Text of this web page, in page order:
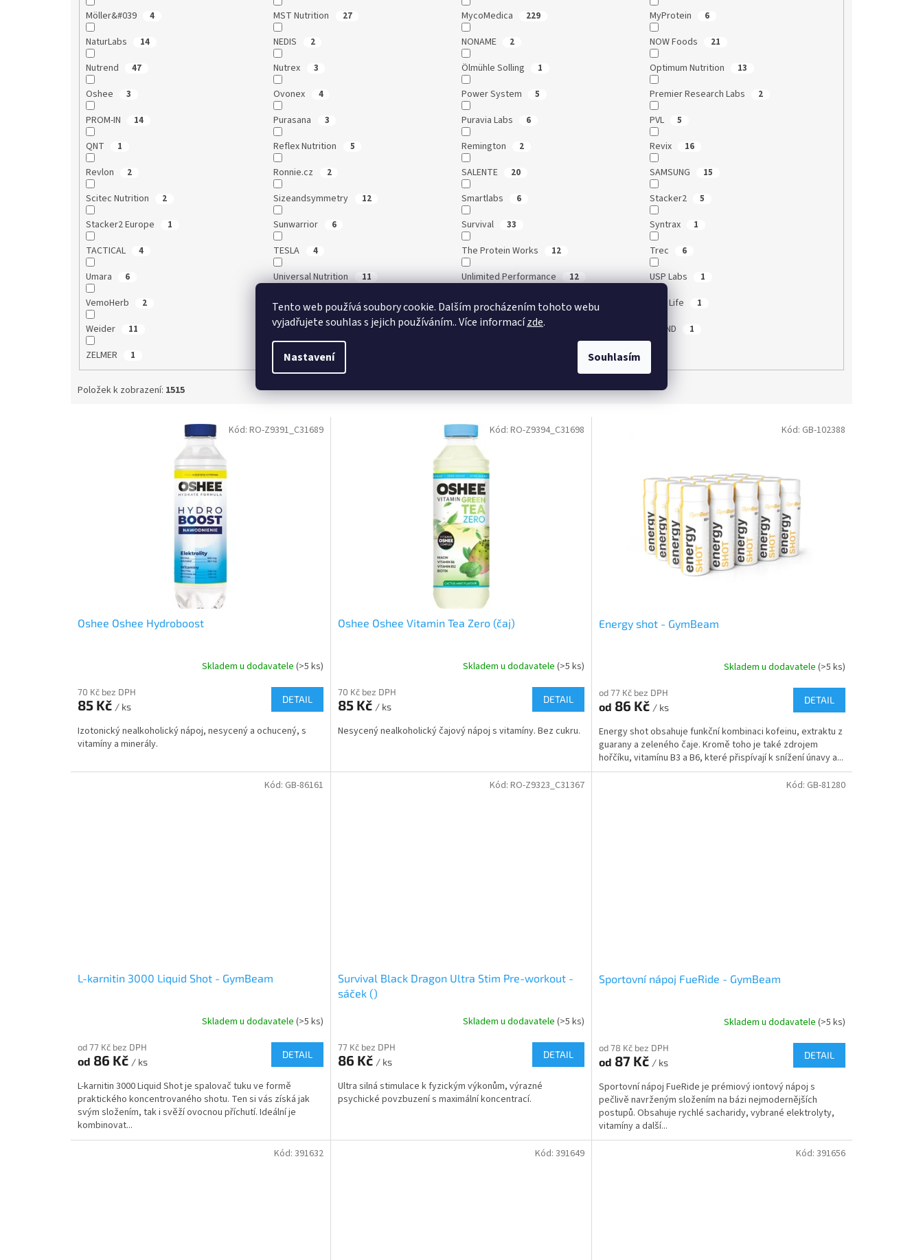
Tento web používá soubory cookie. Dalším procházením tohoto webu
vyjadřujete souhlas s jejich používáním.. Více informacízde.
Nastavení Souhlasím
Möller&#039 4 MST Nutrition 27 MycoMedica 229 MyProtein 6
NaturLabs 14 NEDIS 2 NONAME 2 NOW Foods 21
Nutrend 47 Nutrex 3 Ölmühle Solling 1 Optimum Nutrition 13
Oshee 3 Ovonex 4 Power System 5 Premier Research Labs 2
PROM-IN 14 Purasana 3 Puravia Labs 6 PVL 5
QNT 1 Reflex Nutrition 5 Remington 2 Revix 16
Revlon 2 Ronnie.cz 2 SALENTE 20 SAMSUNG 15
Scitec Nutrition 2 Sizeandsymmetry 12 Smartlabs 6 Stacker2 5
Stacker2 Europe 1 Sunwarrior 6 Survival 33 Syntrax 1
TACTICAL 4 TESLA 4 The Protein Works 12 Trec 6
Umara 6 Universal Nutrition 11 Unlimited Performance 12 USP Labs 1
VemoHerb 2 Vitalvibe 33 VIVO 2 Vivo Life 1
Weider 11 Wild & Coco 1 XIAOMI 73 XTEND 1
ZELMER 1
Položek k zobrazení: 1515
Oshee Oshee Hydroboost
Skladem u dodavatele(>5 ks)
70 Kč bez DPH
85 Kč / ks
DETAIL
Izotonický nealkoholický nápoj, nesycený a ochucený, s
vitamíny a minerály.
Kód:RO-Z9391_C31689
Oshee Oshee Vitamin Tea Zero (čaj)
Skladem u dodavatele (>5 ks)
70 Kč bez DPH
85 Kč / ks
DETAIL
Nesycený nealkoholický čajový nápoj s vitamíny. Bez cukru.
Kód: RO-Z9394_C31698
Energy shot - GymBeam
Skladem u dodavatele (>5 ks)
od 77 Kč bez DPH
od 86 Kč / ks
DETAIL
Energy shot obsahuje funkční kombinaci kofeinu, extraktu z
guarany a zeleného čaje. Kromě toho je také zdrojem
hořčíku, vitamínu B3 a B6, které přispívají k snížení únavy a...
Kód: GB-102388
L-karnitin 3000 Liquid Shot - GymBeam
Skladem u dodavatele(>5 ks)
od 77 Kč bez DPH
od 86 Kč / ks
DETAIL
L-karnitin 3000 Liquid Shot je spalovač tuku ve formě
praktického koncentrovaného shotu. Ten si vás získá jak
svým složením, tak i svěží ovocnou příchutí. Ideální je
kombinovat...
Kód: GB-86161
Survival Black Dragon Ultra Stim Pre-workout -
sáček ()
Skladem u dodavatele (>5 ks)
77 Kč bez DPH
86 Kč / ks
DETAIL
Ultra silná stimulace k fyzickým výkonům, výrazné
psychické povzbuzení s maximální koncentrací.
Kód: RO-Z9323_C31367
Sportovní nápoj FueRide - GymBeam
Skladem u dodavatele (>5 ks)
od 78 Kč bez DPH
od 87 Kč / ks
DETAIL
Sportovní nápoj FueRide je prémiový iontový nápoj s
pečlivě navrženým složením na bázi nejmodernějších
postupů. Obsahuje rychlé sacharidy, vybrané elektrolyty,
vitamíny a další...
Kód: GB-81280
Kód:391632 Kód: 391649 Kód: 391656